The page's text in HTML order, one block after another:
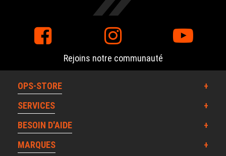
Rejoins notre communauté
OPS-STORE
SERVICES
BESOIN D'AIDE
MARQUES